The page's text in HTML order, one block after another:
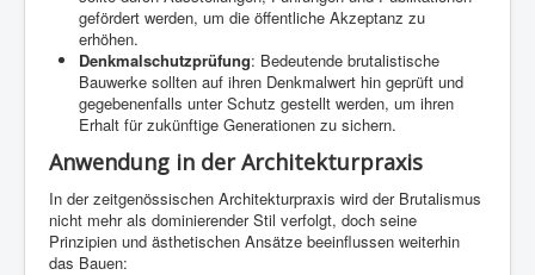
gefördert werden, um die öffentliche Akzeptanz zu
erhöhen.
Denkmalschutzprüfung: Bedeutende brutalistische
Bauwerke sollten auf ihren Denkmalwert hin geprüft und
gegebenenfalls unter Schutz gestellt werden, um ihren
Erhalt für zukünftige Generationen zu sichern.
Anwendung in der Architekturpraxis
In der zeitgenössischen Architekturpraxis wird der Brutalismus
nicht mehr als dominierender Stil verfolgt, doch seine
Prinzipien und ästhetischen Ansätze beeinflussen weiterhin
das Bauen: